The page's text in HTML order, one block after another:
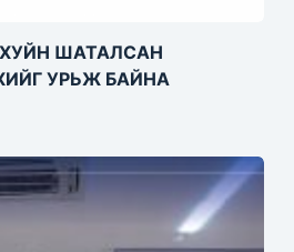
ШАТАЛСАН
УРЬЖ БАЙНА